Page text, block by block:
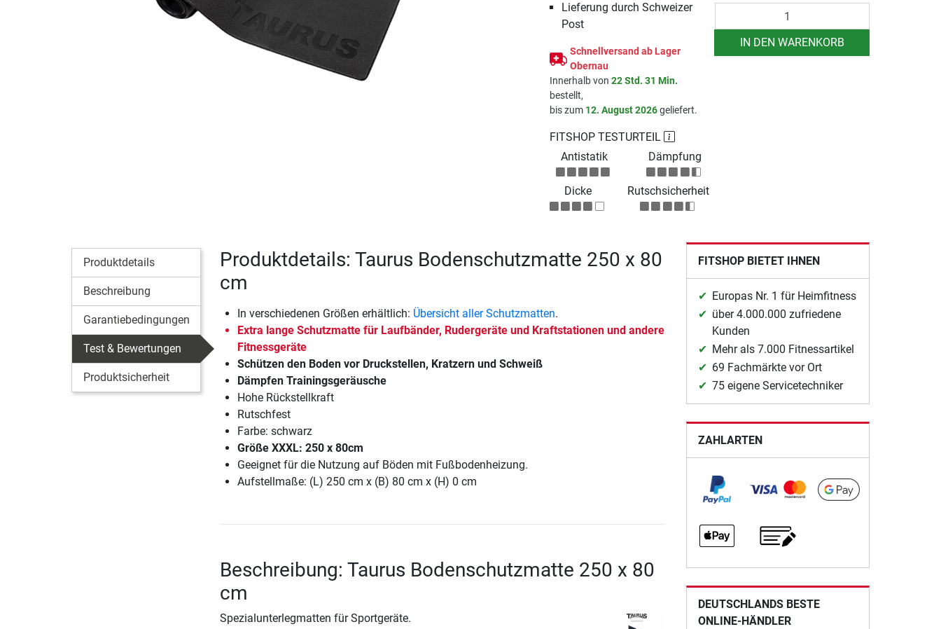
Lieferung durch Schweizer
Post
Schnellversand ab Lager
Obernau
Innerhalb von 22 Std. 31 Min.
bestellt,
bis zum 12. August 2026geliefert.
IN DEN WARENKORB
FITSHOP TESTURTEIL
Antistatik
Dämpfung
Dicke Rutschsicherheit
Produktdetails
Beschreibung
Garantiebedingungen
Test & Bewertungen
Produktsicherheit
Produktdetails: Taurus Bodenschutzmatte 250 x 80
cm
In verschiedenen Größen erhältlich: Übersicht aller Schutzmatten.
Extra lange Schutzmatte für Laufbänder, Rudergeräte und Kraftstationen und andere
Fitnessgeräte
Schützen den Boden vor Druckstellen, Kratzern und Schweiß
Dämpfen Trainingsgeräusche
Hohe Rückstellkraft
Rutschfest
Farbe: schwarz
Größe XXXL: 250 x 80cm
Geeignet für die Nutzung auf Böden mit Fußbodenheizung.
Aufstellmaße: (L) 250 cm x (B) 80 cm x (H) 0 cm
Beschreibung: Taurus Bodenschutzmatte 250 x 80
cm
Spezialunterlegmatten für Sportgeräte.
FITSHOP BIETET IHNEN
Europas Nr. 1 für Heimfitness
über 4.000.000 zufriedene
Kunden
Mehr als 7.000 Fitnessartikel
69 Fachmärkte vor Ort
75 eigene Servicetechniker
ZAHLARTEN
DEUTSCHLANDS BESTE
ONLINE-HÄNDLER